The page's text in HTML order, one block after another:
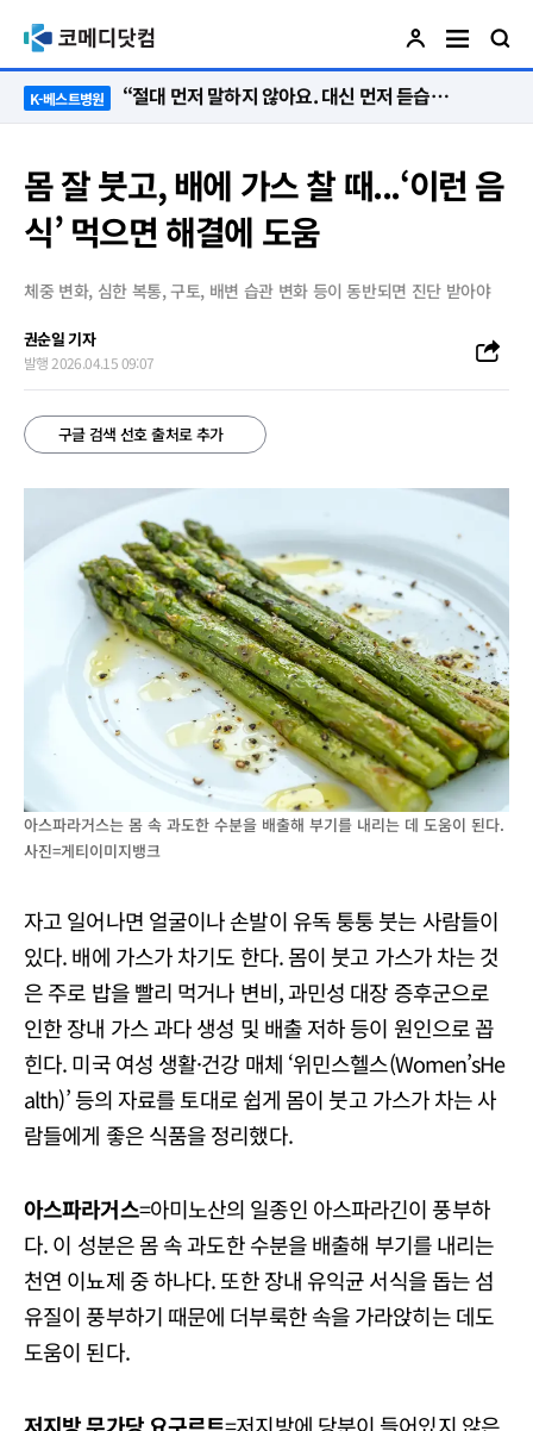
K-베스트병원 “절대 먼저 말하지 않아요. 대신 먼저 듣습니다”
몸 잘 붓고, 배에 가스 찰 때...‘이런 음
식’ 먹으면 해결에 도움
체중 변화, 심한 복통, 구토, 배변 습관 변화 등이 동반되면 진단 받아야
권순일 기자
발행 2026.04.15 09:07
구글 검색 선호 출처로 추가
아스파라거스는 몸 속 과도한 수분을 배출해 부기를 내리는 데 도움이 된다.
사진=게티이미지뱅크
자고 일어나면 얼굴이나 손발이 유독 퉁퉁 붓는 사람들이
있다. 배에 가스가 차기도 한다. 몸이 붓고 가스가 차는 것
은 주로 밥을 빨리 먹거나 변비, 과민성 대장 증후군으로
인한 장내 가스 과다 생성 및 배출 저하 등이 원인으로 꼽
힌다. 미국 여성 생활·건강 매체 ‘위민스헬스(Women’sHe
alth)’ 등의 자료를 토대로 쉽게 몸이 붓고 가스가 차는 사
람들에게 좋은 식품을 정리했다.
아스파라거스=아미노산의 일종인 아스파라긴이 풍부하
다. 이 성분은 몸 속 과도한 수분을 배출해 부기를 내리는
천연 이뇨제 중 하나다. 또한 장내 유익균 서식을 돕는 섬
유질이 풍부하기 때문에 더부룩한 속을 가라앉히는 데도
도움이 된다.
저지방 무가당 요구르트=저지방에 당분이 들어있지 않은